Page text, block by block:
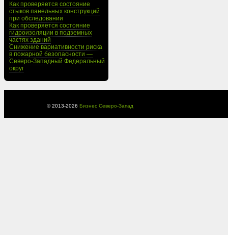
Как проверяется состояние
стыков панельных конструкций
при обследовании
Как проверяется состояние
гидроизоляции в подземных
частях зданий
Снижение вариативности риска
в пожарной безопасности —
Северо-Западный Федеральный
округ
© 2013-2026 Бизнес Северо-Запад